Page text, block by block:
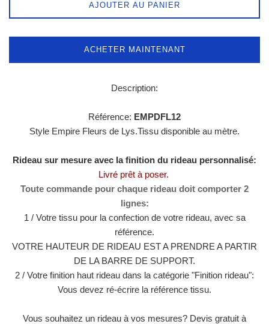
AJOUTER AU PANIER
ACHETER MAINTENANT
Description:
Référence: EMPDFL12
Style Empire Fleurs de Lys.Tissu disponible au mètre.
Rideau sur mesure avec la finition du rideau personnalisé:
Livré prêt à poser.
Toute commande pour chaque rideau doit comporter 2
lignes:
1 / Votre tissu pour la confection de votre rideau, avec sa
référence.
VOTRE HAUTEUR DE RIDEAU EST A PRENDRE A PARTIR
DE LA BARRE DE SUPPORT.
2 / Votre finition haut rideau dans la catégorie "Finition rideau":
Vous devez ré-écrire la référence tissu.
Vous souhaitez un rideau à vos mesures? Devis gratuit à